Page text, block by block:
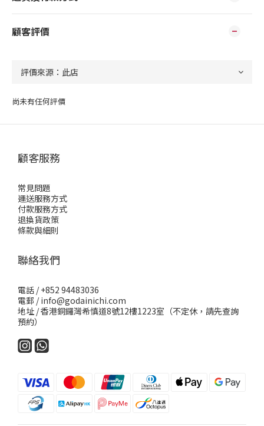
顧客評價
尚未有任何評價
顧客服務
常見問題
運送服務方式
付款服務方式
退換貨政策
條款與細則
聯絡我們
電話 / +852 94483036
電郵 / info@godainichi.com
地址 / 香港銅鑼灣希慎道8號12樓1223室（不定休，請先查詢
預約）